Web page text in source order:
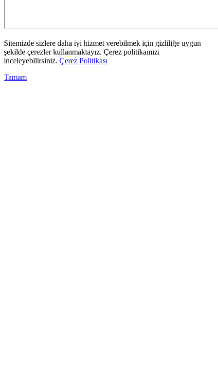
Sitemizde sizlere daha iyi hizmet verebilmek için gizliliğe uygun
şekilde çerezler kullanmaktayız. Çerez politikamızı
inceleyebilirsiniz. Çerez Politikası
Tamam